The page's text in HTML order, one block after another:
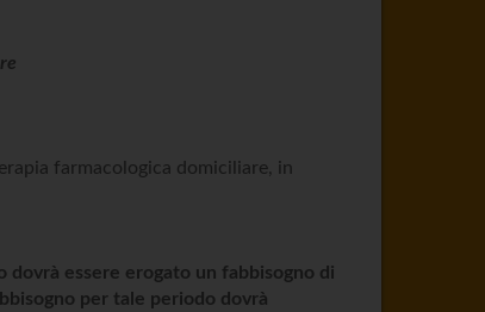
farmacologica domiciliare, in
essere erogato un fabbisogno di
per tale periodo dovrà